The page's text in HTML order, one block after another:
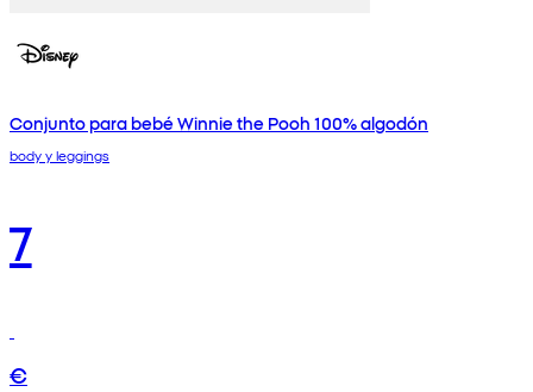
Conjunto para bebé Winnie the Pooh 100% algodón
body y leggings
7
€